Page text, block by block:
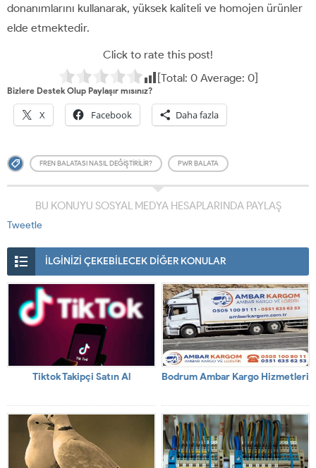
donanımlarını kullanarak, yüksek kaliteli ve homojen ürünler
elde etmektedir.
Click to rate this post!
[Total: 0Average: 0]
Bizlere Destek Olup Paylaşır mısınız?
X Facebook Daha fazla
FREN BALATASI NASIL DEĞIŞTIRILIR? PWR BALATA
BU KONUYU SOSYAL MEDYA HESAPLARINDA PAYLAŞ
Tweetle
İLGİNİZİ ÇEKEBİLECEK DİĞER KONULAR
Tiktok Takipçi Satın Al Bodrum Ambar Kargo Hizmetleri